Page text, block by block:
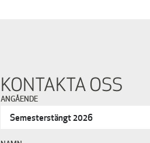
KONTAKTA OSS
ANGÅENDE